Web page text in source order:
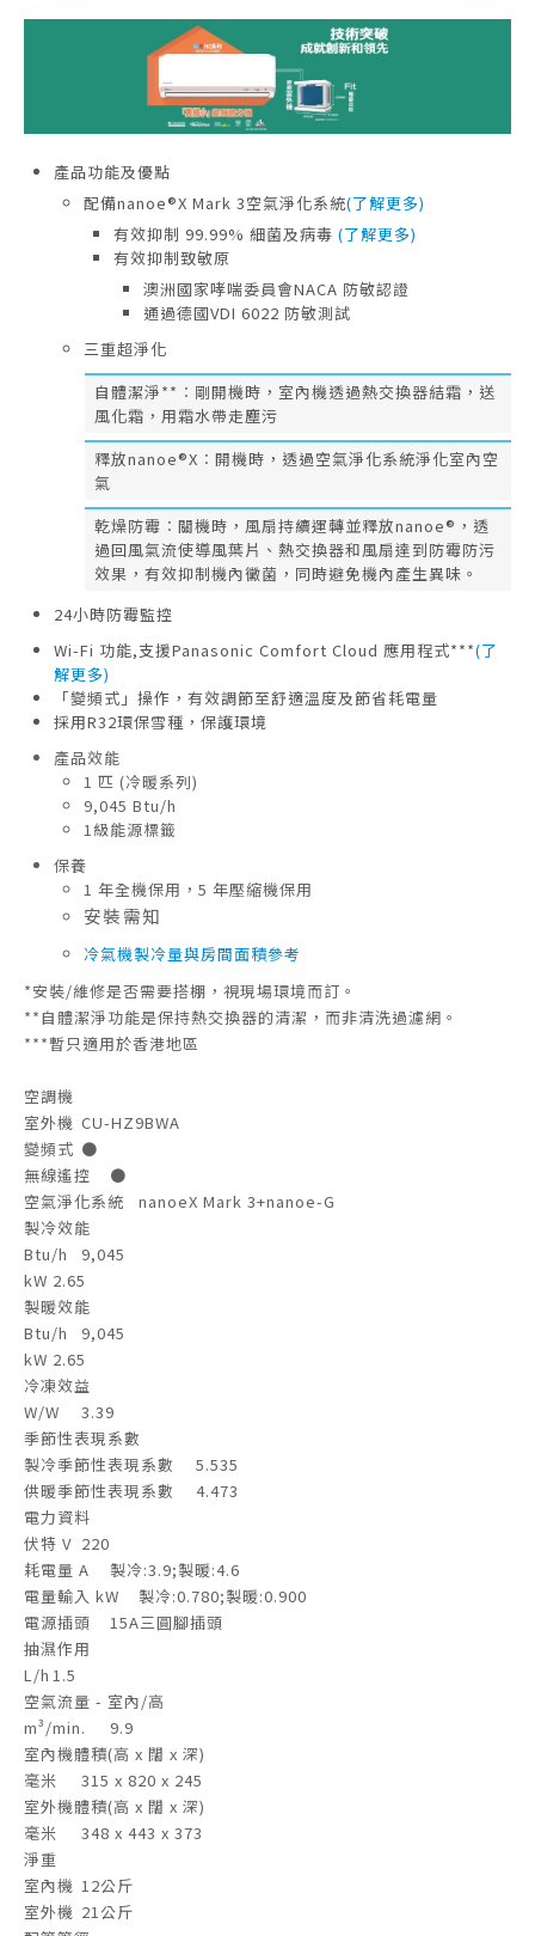
產品功能及優點
配備nanoe®X Mark 3空氣淨化系統(了解更多)
有效抑制 99.99% 細菌及病毒 (了解更多)
有效抑制致敏原
澳洲國家哮喘委員會NACA 防敏認證
通過德國VDI 6022 防敏測試
三重超淨化
自體潔淨**︰剛開機時，室內機透過熱交換器結霜，送
風化霜，用霜水帶走塵污
釋放nanoe®X︰開機時，透過空氣淨化系統淨化室內空
氣
乾燥防霉︰關機時，風扇持續運轉並釋放nanoe®，透
過回風氣流使導風葉片、熱交換器和風扇達到防霉防污
效果，有效抑制機內黴菌，同時避免機內產生異味。
24小時防霉監控
Wi-Fi 功能,支援Panasonic Comfort Cloud 應用程式***(了
解更多)
「變頻式」操作，有效調節至舒適溫度及節省耗電量
採用R32環保雪種，保護環境
產品效能
1 匹 (冷暖系列)
9,045 Btu/h
1級能源標籤
保養
1 年全機保用，5 年壓縮機保用
安裝需知
冷氣機製冷量與房間面積參考
*安裝/維修是否需要搭棚，視現場環境而訂。
**自體潔淨功能是保持熱交換器的清潔，而非清洗過濾網。
***暫只適用於香港地區
空調機
室外機 CU-HZ9BWA
變頻式 ●
無線遙控
●
空氣淨化系統
nanoeX Mark 3+nanoe-G
製冷效能
Btu/h
9,045
kW 2.65
製暖效能
Btu/h
9,045
kW 2.65
冷凍效益
W/W
3.39
季節性表現系數
製冷季節性表現系數
5.535
供暖季節性表現系數
4.473
電力資料
伏特 V 220
耗電量 A
製冷:3.9;製暖:4.6
電量輸入 kW
製冷:0.780;製暖:0.900
電源插頭
15A三圓腳插頭
抽濕作用
L/h 1.5
空氣流量 - 室內/高
m³/min.
9.9
室內機體積(高 x 闊 x 深)
毫米
315 x 820 x 245
室外機體積(高 x 闊 x 深)
毫米
348 x 443 x 373
淨重
室內機 12公斤
室外機 21公斤